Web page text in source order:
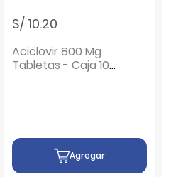
S/ 10.20
Aciclovir 800 Mg
Tabletas - Caja 10
Agregar